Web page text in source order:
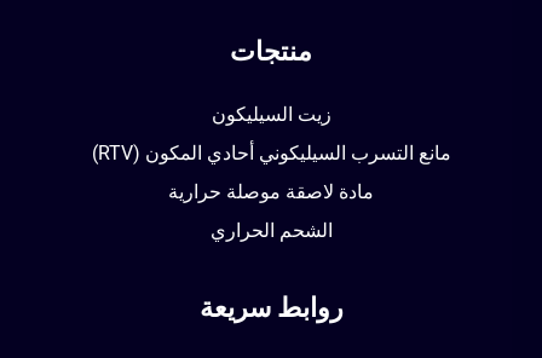
منتجات
زيت السيليكون
مانع التسرب السيليكوني أحادي المكون (RTV)
مادة لاصقة موصلة حرارية
الشحم الحراري
روابط سريعة